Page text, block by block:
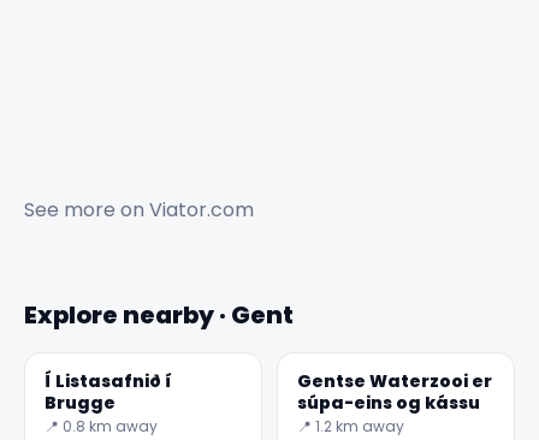
See more on Viator.com
Explore nearby · Gent
Í Listasafnið í
Brugge
📍 0.8 km away
Gentse Waterzooi er
súpa-eins og kássu
📍 1.2 km away